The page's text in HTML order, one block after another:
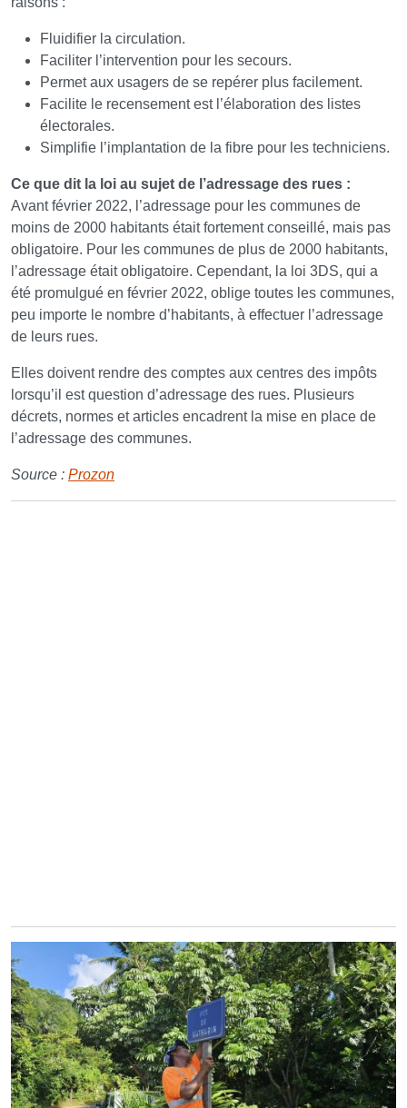
Fluidifier la circulation.
Faciliter l’intervention pour les secours.
Permet aux usagers de se repérer plus facilement.
Facilite le recensement est l’élaboration des listes
électorales.
Simplifie l’implantation de la fibre pour les techniciens.
Ce que dit la loi au sujet de l’adressage des rues :
Avant février 2022, l’adressage pour les communes de
moins de 2000 habitants était fortement conseillé, mais pas
obligatoire. Pour les communes de plus de 2000 habitants,
l’adressage était obligatoire. Cependant, la loi 3DS, qui a
été promulgué en février 2022, oblige toutes les communes,
peu importe le nombre d’habitants, à effectuer l’adressage
de leurs rues.
Elles doivent rendre des comptes aux centres des impôts
lorsqu’il est question d’adressage des rues. Plusieurs
décrets, normes et articles encadrent la mise en place de
l’adressage des communes.
Source : Prozon